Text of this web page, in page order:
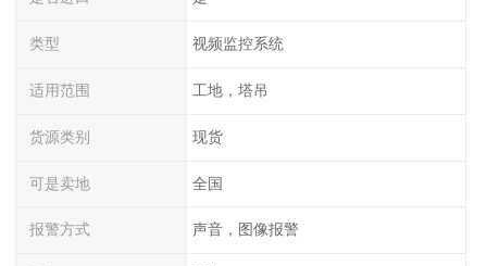
类型 视频监控系统
适用范围 工地，塔吊
货源类别 现货
可是卖地 全国
报警方式 声音，图像报警